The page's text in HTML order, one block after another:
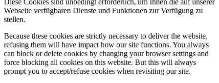
Diese Cookies sind unbedingt erforderlich, um Ihnen die auf unserer
Webseite verfügbaren Dienste und Funktionen zur Verfügung zu
stellen.
Because these cookies are strictly necessary to deliver the website,
refusing them will have impact how our site functions. You always
can block or delete cookies by changing your browser settings and
force blocking all cookies on this website. But this will always
prompt you to accept/refuse cookies when revisiting our site.